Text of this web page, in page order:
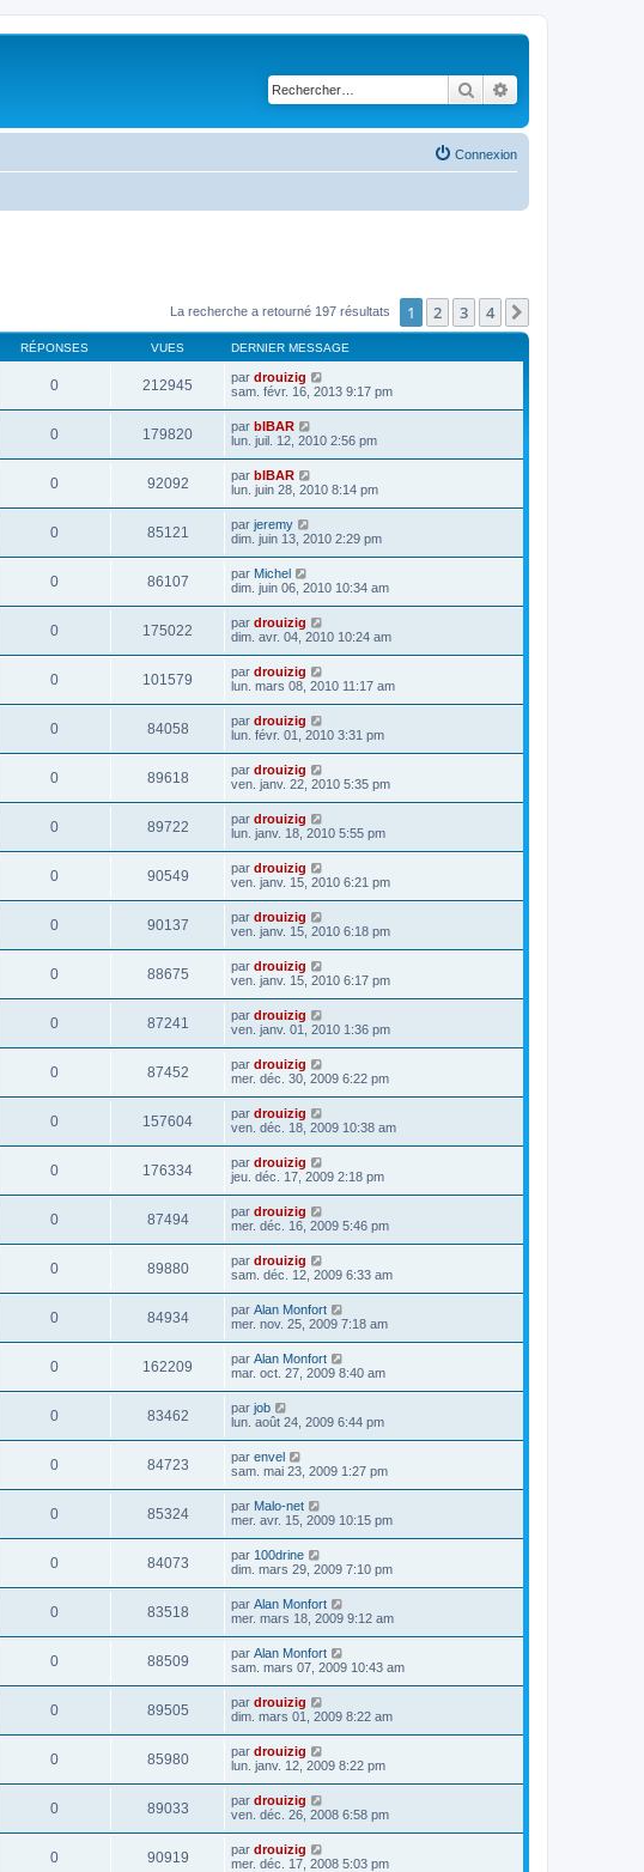
Rechercher
Connexion
La recherche a retourné 197 résultats 1 2 3 4
RÉPONSES VUES DERNIER MESSAGE
0 212945 par drouizig
sam. févr. 16, 2013 9:17 pm
0 179820 par bIBAR
lun. juil. 12, 2010 2:56 pm
0 92092 par bIBAR
lun. juin 28, 2010 8:14 pm
0 85121 par jeremy
dim. juin 13, 2010 2:29 pm
0 86107 par Michel
dim. juin 06, 2010 10:34 am
0 175022 par drouizig
dim. avr. 04, 2010 10:24 am
0 101579 par drouizig
lun. mars 08, 2010 11:17 am
0 84058 par drouizig
lun. févr. 01, 2010 3:31 pm
0 89618 par drouizig
ven. janv. 22, 2010 5:35 pm
0 89722 par drouizig
lun. janv. 18, 2010 5:55 pm
0 90549 par drouizig
ven. janv. 15, 2010 6:21 pm
0 90137 par drouizig
ven. janv. 15, 2010 6:18 pm
0 88675 par drouizig
ven. janv. 15, 2010 6:17 pm
0 87241 par drouizig
ven. janv. 01, 2010 1:36 pm
0 87452 par drouizig
mer. déc. 30, 2009 6:22 pm
0 157604 par drouizig
ven. déc. 18, 2009 10:38 am
0 176334 par drouizig
jeu. déc. 17, 2009 2:18 pm
0 87494 par drouizig
mer. déc. 16, 2009 5:46 pm
0 89880 par drouizig
sam. déc. 12, 2009 6:33 am
0 84934 par Alan Monfort
mer. nov. 25, 2009 7:18 am
0 162209 par Alan Monfort
mar. oct. 27, 2009 8:40 am
0 83462 par job
lun. août 24, 2009 6:44 pm
0 84723 par envel
sam. mai 23, 2009 1:27 pm
0 85324 par Malo-net
mer. avr. 15, 2009 10:15 pm
0 84073 par 100drine
dim. mars 29, 2009 7:10 pm
0 83518 par Alan Monfort
mer. mars 18, 2009 9:12 am
0 88509 par Alan Monfort
sam. mars 07, 2009 10:43 am
0 89505 par drouizig
dim. mars 01, 2009 8:22 am
0 85980 par drouizig
lun. janv. 12, 2009 8:22 pm
0 89033 par drouizig
ven. déc. 26, 2008 6:58 pm
0 90919 par drouizig
mer. déc. 17, 2008 5:03 pm